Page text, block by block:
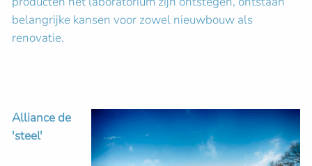
belangrijke kansen voor zowel nieuwbouw als
renovatie.
Alliance de
'steel'